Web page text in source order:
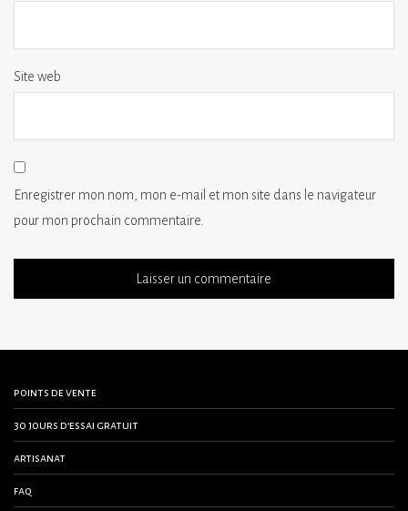
Site web
Enregistrer mon nom, mon e-mail et mon site dans le navigateur
pour mon prochain commentaire.
points de vente
30 jours d’essai gratuit
artisanat
faq